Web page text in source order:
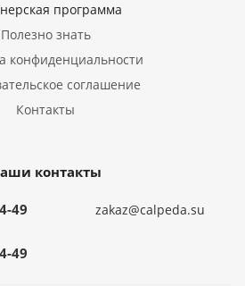
программа
Полезно знать
конфиденциальности
соглашение
Контакты
контакты
49
49
zakaz@calpeda.su